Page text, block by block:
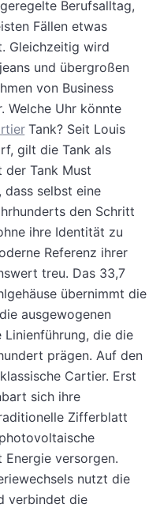
Berufsalltag,
Fällen etwas
Gleichzeitig wird
und übergroßen
von Business
Welche Uhr könnte
Tank? Seit Louis
gilt die Tank als
der Tank Must
dass selbst eine
den Schritt
ihre Identität zu
Referenz ihrer
treu. Das 33,7
übernimmt die
ausgewogenen
die die
prägen. Auf den
Cartier. Erst
sich ihre
Zifferblatt
versorgen.
nutzt die
verbindet die